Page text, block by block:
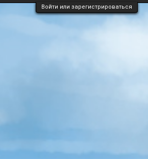
Войти или зарегистрироваться